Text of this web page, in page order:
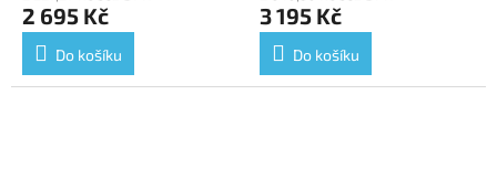
2 695 Kč
Do košíku
3 195 Kč
Do košíku